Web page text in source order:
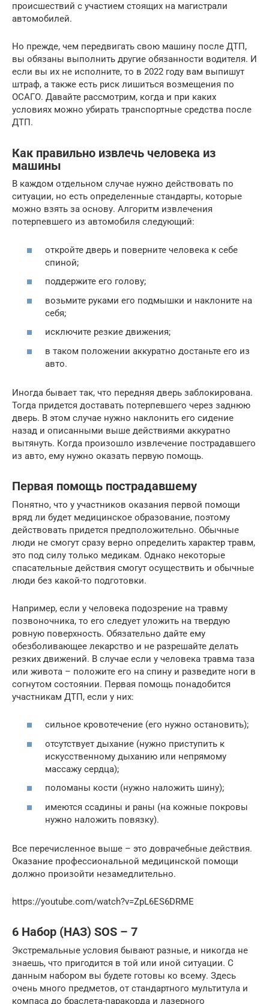
происшествий с участием стоящих на магистрали
автомобилей.
Но прежде, чем передвигать свою машину после ДТП,
вы обязаны выполнить другие обязанности водителя. И
если вы их не исполните, то в 2022 году вам выпишут
штраф, а также есть риск лишиться возмещения по
ОСАГО. Давайте рассмотрим, когда и при каких
условиях можно убирать транспортные средства после
ДТП.
Как правильно извлечь человека из
машины
В каждом отдельном случае нужно действовать по
ситуации, но есть определенные стандарты, которые
можно взять за основу. Алгоритм извлечения
потерпевшего из автомобиля следующий:
откройте дверь и поверните человека к себе
спиной;
поддержите его голову;
возьмите руками его подмышки и наклоните на
себя;
исключите резкие движения;
в таком положении аккуратно достаньте его из
авто.
Иногда бывает так, что передняя дверь заблокирована.
Тогда придется доставать потерпевшего через заднюю
дверь. В этом случае нужно наклонить его сидение
назад и описанными выше действиями аккуратно
вытянуть. Когда произошло извлечение пострадавшего
из авто, ему нужно оказать первую помощь.
Первая помощь пострадавшему
Понятно, что у участников оказания первой помощи
вряд ли будет медицинское образование, поэтому
действовать придется предположительно. Обычные
люди не смогут сразу верно определить характер травм,
это под силу только медикам. Однако некоторые
спасательные действия смогут осуществить и обычные
люди без какой-то подготовки.
Например, если у человека подозрение на травму
позвоночника, то его следует уложить на твердую
ровную поверхность. Обязательно дайте ему
обезболивающее лекарство и не разрешайте делать
резких движений. В случае если у человека травма таза
или живота – положите его на спину и разведите ноги в
согнутом состоянии. Первая помощь понадобится
участникам ДТП, если у них:
сильное кровотечение (его нужно остановить);
отсутствует дыхание (нужно приступить к
искусственному дыханию или непрямому
массажу сердца);
поломаны кости (нужно наложить шину);
имеются ссадины и раны (на кожные покровы
нужно наложить повязку).
Все перечисленное выше – это доврачебные действия.
Оказание профессиональной медицинской помощи
должно произойти незамедлительно.
https://youtube.com/watch?v=ZpL6ES6DRME
6 Набор (НАЗ) SOS – 7
Экстремальные условия бывают разные, и никогда не
знаешь, что пригодится в той или иной ситуации. С
данным набором вы будете готовы ко всему. Здесь
очень много предметов, от стандартного мультитула и
компаса до браслета-паракорда и лазерного